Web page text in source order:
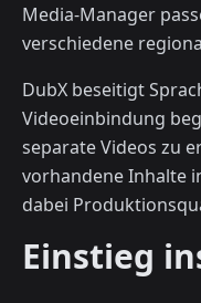
Media-Manager
verschiedene
DubX beseitigt
Videoeinbindung
separate Videos zu
vorhandene Inhalte
dabei
Einstieg